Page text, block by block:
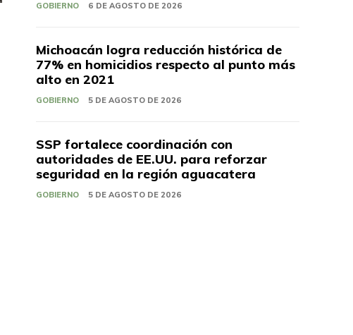
GOBIERNO 6 DE AGOSTO DE 2026
Michoacán logra reducción histórica de
77% en homicidios respecto al punto más
alto en 2021
GOBIERNO 5 DE AGOSTO DE 2026
SSP fortalece coordinación con
autoridades de EE.UU. para reforzar
seguridad en la región aguacatera
GOBIERNO 5 DE AGOSTO DE 2026